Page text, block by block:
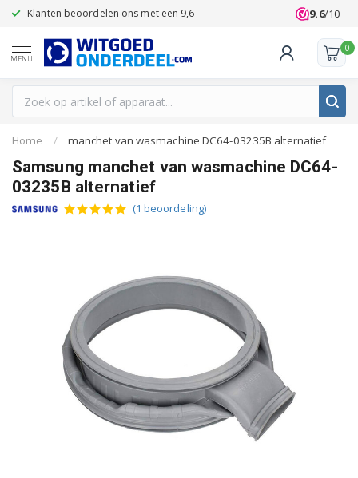
Klanten beoordelen ons met een 9,6 9.6/10
MENU
0
Home / manchet van wasmachine DC64-03235B alternatief
Samsung manchet van wasmachine DC64-
03235B alternatief
(1 beoordeling)